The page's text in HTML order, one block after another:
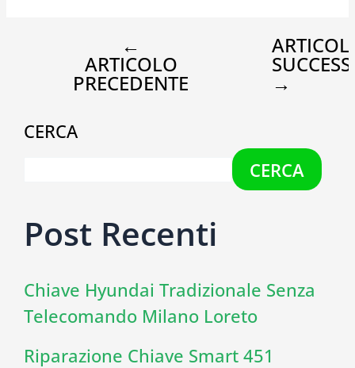
←
ARTICOLO
PRECEDENTE →
CERCA
CERCA
Post Recenti
Chiave Hyundai Tradizionale Senza
Telecomando Milano Loreto
Riparazione Chiave Smart 451